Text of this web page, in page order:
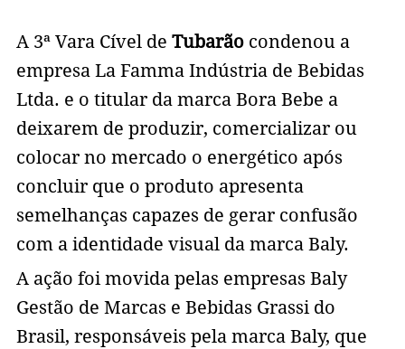
A 3ª Vara Cível de Tubarão condenou a
empresa La Famma Indústria de Bebidas
Ltda. e o titular da marca Bora Bebe a
deixarem de produzir, comercializar ou
colocar no mercado o energético após
concluir que o produto apresenta
semelhanças capazes de gerar confusão
com a identidade visual da marca Baly.
A ação foi movida pelas empresas Baly
Gestão de Marcas e Bebidas Grassi do
Brasil, responsáveis pela marca Baly, que